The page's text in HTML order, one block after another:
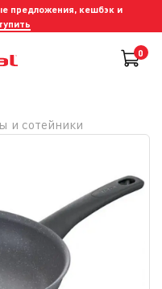
предложения, кешбэк и
0
и cотейники